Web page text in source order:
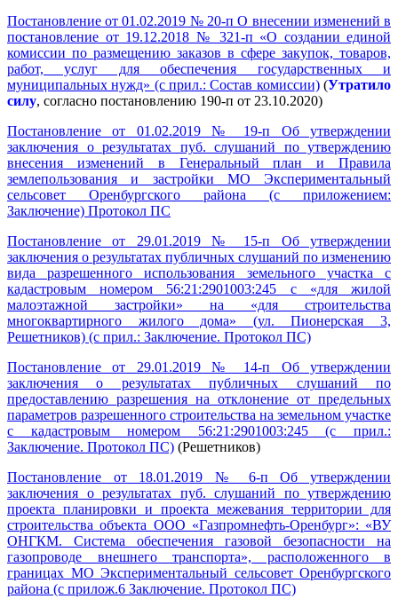
Постановление от 01.02.2019 № 20-п О внесении изменений в
постановление от 19.12.2018 № 321-п «О создании единой
комиссии по размещению заказов в сфере закупок, товаров,
работ, услуг для обеспечения государственных и
муниципальных нужд» (с прил.: Состав комиссии)(Утратило
силу, согласно постановлению 190-п от 23.10.2020)
Постановление от 01.02.2019 № 19-п Об утверждении
заключения о результатах пуб. слушаний по утверждению
внесения изменений в Генеральный план и Правила
землепользования и застройки МО Экспериментальный
сельсовет Оренбургского района (с приложением:
Заключение) Протокол ПС
Постановление от 29.01.2019 № 15-п Об утверждении
заключения о результатах публичных слушаний по изменению
вида разрешенного использования земельного участка с
кадастровым номером 56:21:2901003:245 с «для жилой
малоэтажной застройки» на «для строительства
многоквартирного жилого дома» (ул. Пионерская 3,
Решетников) (с прил.: Заключение. Протокол ПС)
Постановление от 29.01.2019 № 14-п Об утверждении
заключения о результатах публичных слушаний по
предоставлению разрешения на отклонение от предельных
параметров разрешенного строительства на земельном участке
с кадастровым номером 56:21:2901003:245 (с прил.:
Заключение. Протокол ПС) (Решетников)
Постановление от 18.01.2019 № 6-п Об утверждении
заключения о результатах пуб. слушаний по утверждению
проекта планировки и проекта межевания территории для
строительства объекта ООО «Газпромнефть-Оренбург»: «ВУ
ОНГКМ. Система обеспечения газовой безопасности на
газопроводе внешнего транспорта», расположенного в
границах МО Экспериментальный сельсовет Оренбургского
района (с прилож.6 Заключение. Протокол ПС)